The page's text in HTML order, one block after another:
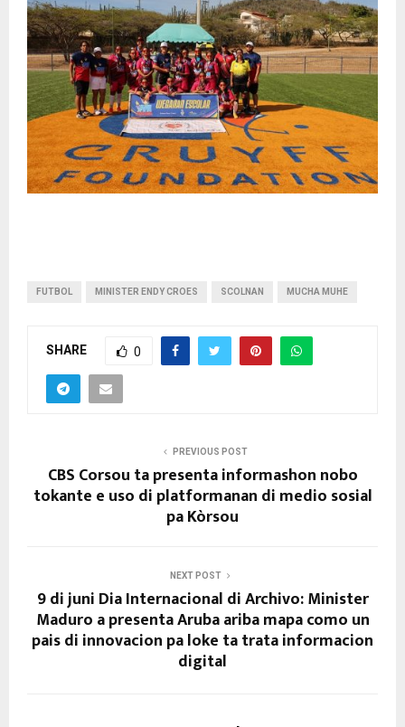
FUTBOL MINISTER ENDY CROES SCOLNAN MUCHA MUHE
SHARE 0
PREVIOUS POST
CBS Corsou ta presenta informashon nobo
tokante e uso di platformanan di medio sosial
pa Kòrsou
NEXT POST
9 di juni Dia Internacional di Archivo: Minister
Maduro a presenta Aruba ariba mapa como un
pais di innovacion pa loke ta trata informacion
digital